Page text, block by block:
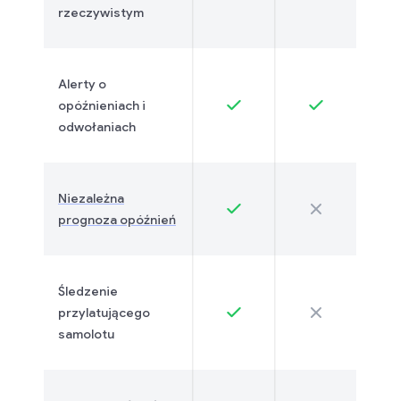
rzeczywistym
Alerty o
opóźnieniach i
odwołaniach
Niezależna
prognoza opóźnień
Śledzenie
przylatującego
samolotu